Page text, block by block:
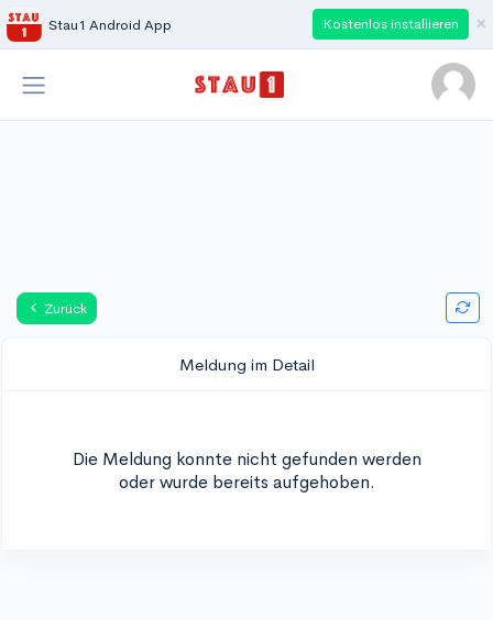
Stau1 Android App Kostenlos installieren ×
Zurück
Meldung im Detail
Die Meldung konnte nicht gefunden werden
oder wurde bereits aufgehoben.